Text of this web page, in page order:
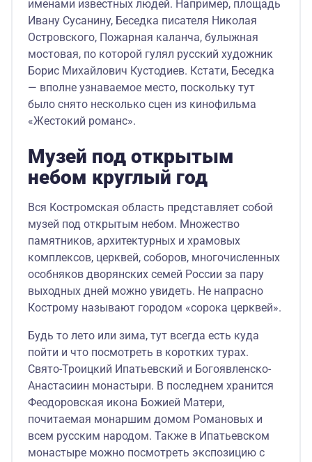
именами известных людей. Например, площадь
Ивану Сусанину, Беседка писателя Николая
Островского, Пожарная каланча, булыжная
мостовая, по которой гулял русский художник
Борис Михайлович Кустодиев. Кстати, Беседка
— вполне узнаваемое место, поскольку тут
было снято несколько сцен из кинофильма
«Жестокий романс».
Музей под открытым
небом круглый год
Вся Костромская область представляет собой
музей под открытым небом. Множество
памятников, архитектурных и храмовых
комплексов, церквей, соборов, многочисленных
особняков дворянских семей России за пару
выходных дней можно увидеть. Не напрасно
Кострому называют городом «сорока церквей».
Будь то лето или зима, тут всегда есть куда
пойти и что посмотреть в коротких турах.
Свято-Троицкий Ипатьевский и Богоявленско-
Анастасиин монастыри. В последнем хранится
Феодоровская икона Божией Матери,
почитаемая монаршим домом Романовых и
всем русским народом. Также в Ипатьевском
монастыре можно посмотреть экспозицию с